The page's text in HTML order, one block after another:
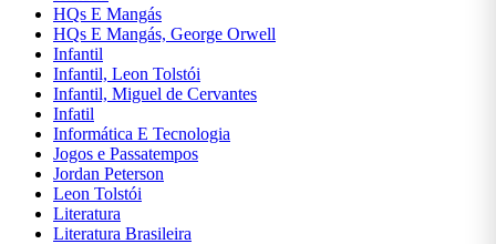
HQs E Mangás
HQs E Mangás, George Orwell
Infantil
Infantil, Leon Tolstói
Infantil, Miguel de Cervantes
Infatil
Informática E Tecnologia
Jogos e Passatempos
Jordan Peterson
Leon Tolstói
Literatura
Literatura Brasileira
Humanas
e Sociais
Comunicação
Concursos
Contabilidade
Culinária E
Gastronomia